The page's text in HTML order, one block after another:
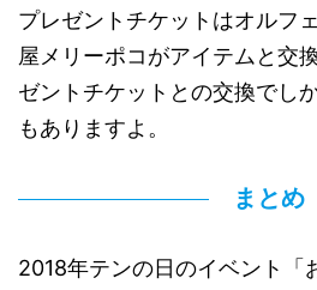
プレゼントチケットはオルフ
屋メリーポコがアイテムと交
ゼントチケットとの交換でし
もありますよ。
まとめ
2018年テンの日のイベント「